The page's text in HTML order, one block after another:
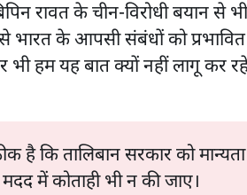
रावत के चीन-विरोधी बयान
के आपसी संबंधों को प्रभावित
भी हम यह बात क्यों नहीं लागू कर
है कि तालिबान सरकार को
में कोताही भी न की जाए।